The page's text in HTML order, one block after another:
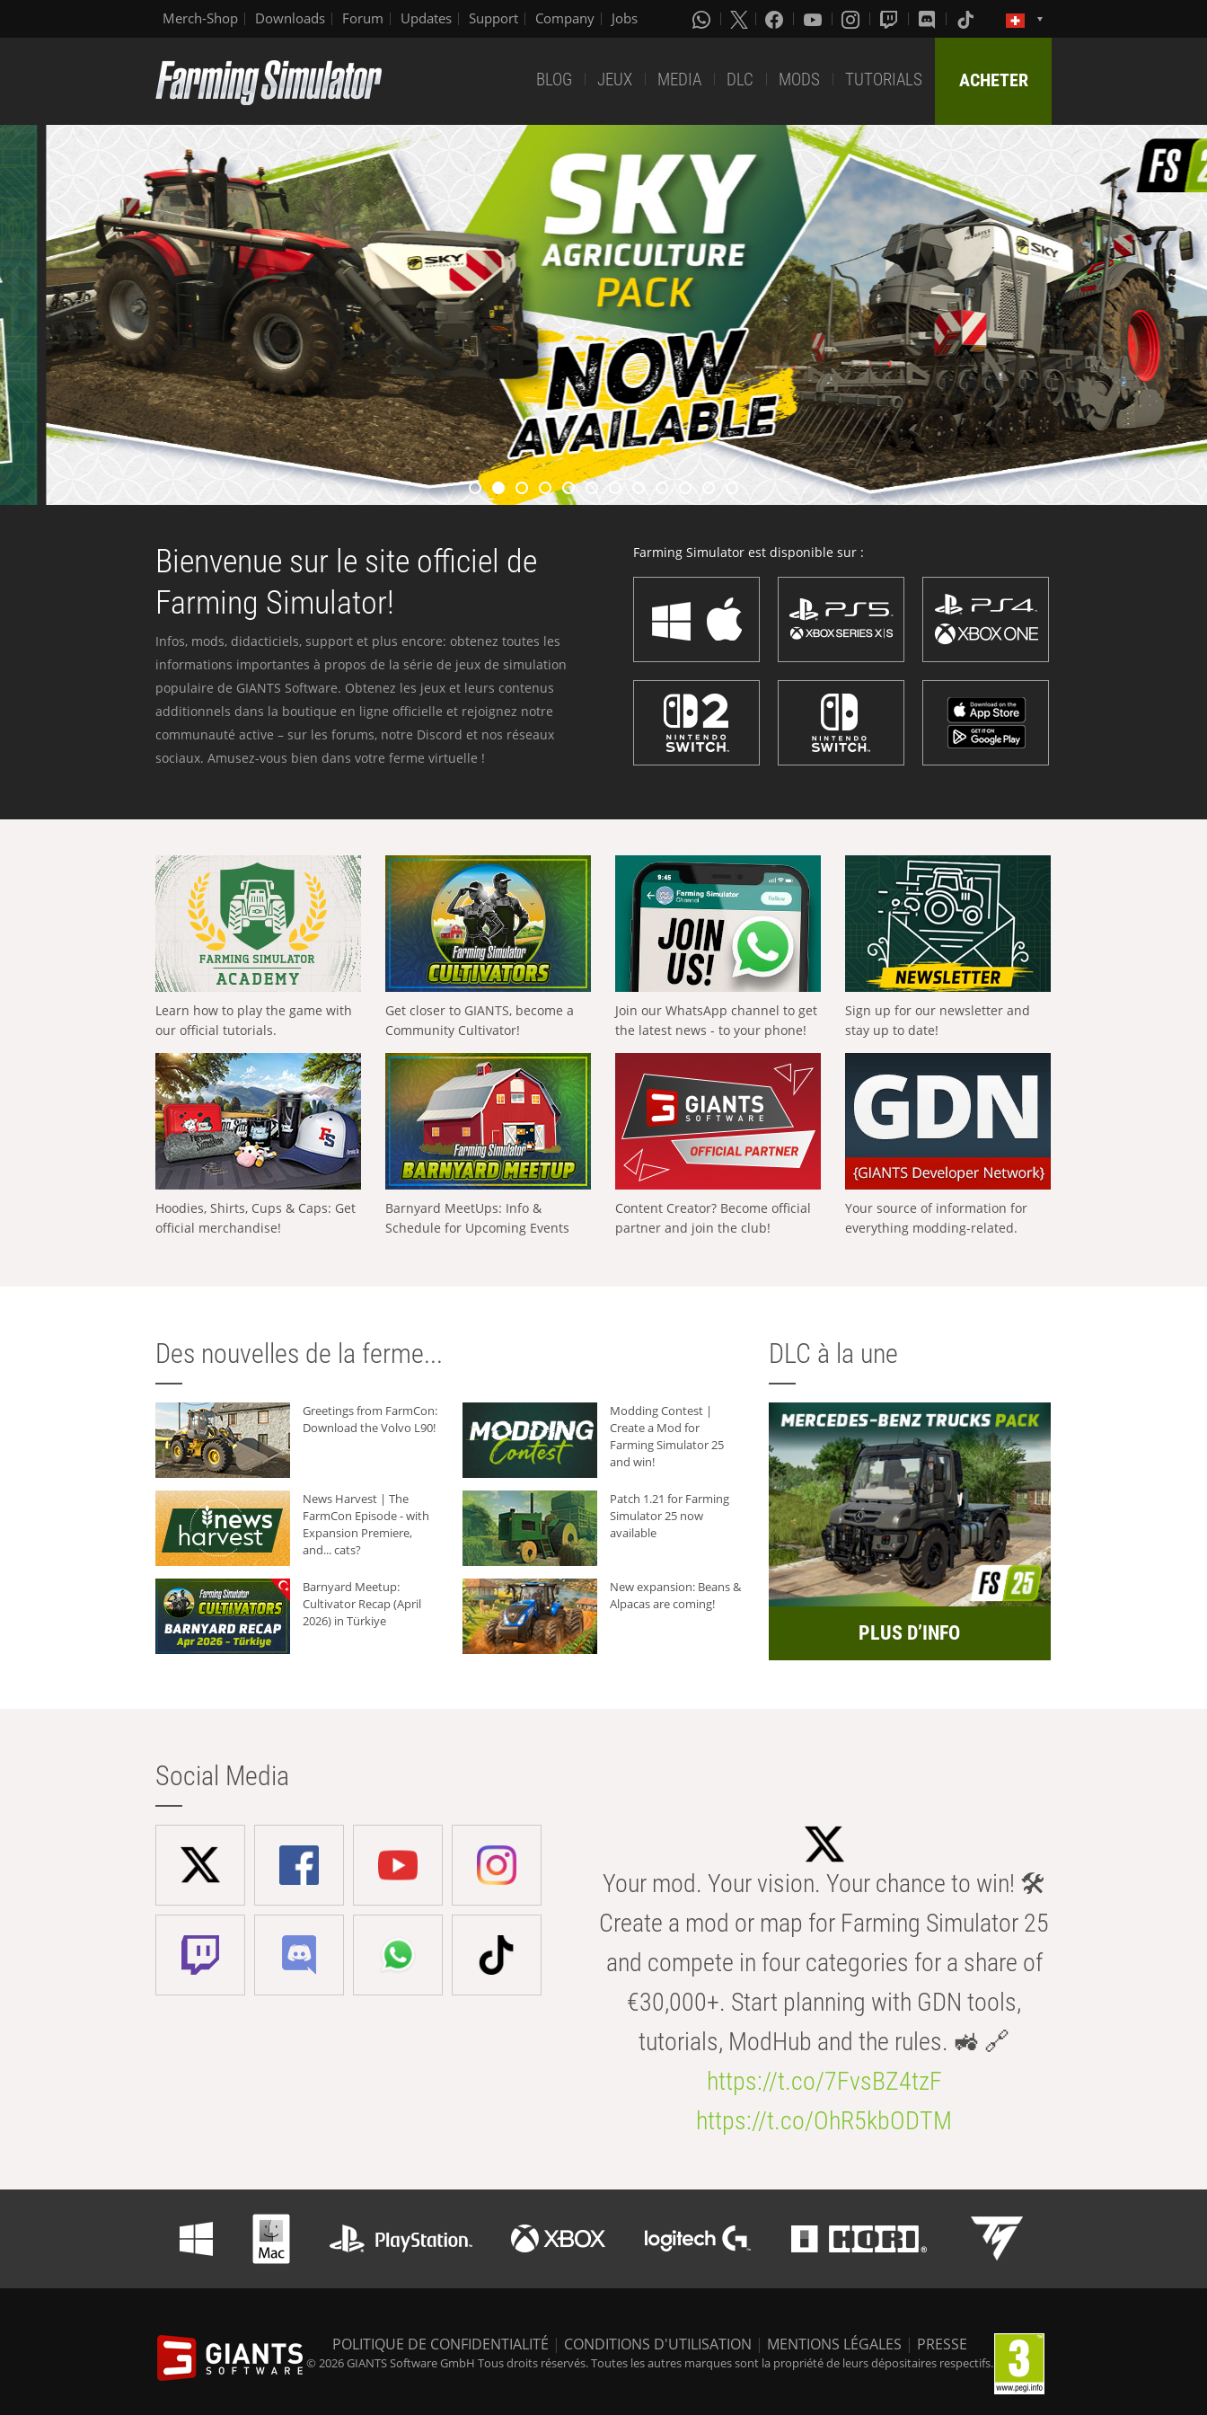
Merch-Shop Downloads Forum Updates Support Company Jobs
BLOG JEUX MEDIA DLC MODS TUTORIALS ACHETER
Bienvenue sur le site officiel de
Farming Simulator!
Infos, mods, didacticiels, support et plus encore: obtenez toutes les
informations importantes à propos de la série de jeux de simulation
populaire de GIANTS Software. Obtenez les jeux et leurs contenus
additionnels dans la boutique en ligne officielle et rejoignez notre
communauté active – sur les forums, notre Discord et nos réseaux
sociaux. Amusez-vous bien dans votre ferme virtuelle !
Farming Simulator est disponible sur :
Learn how to play the game with
our official tutorials.
Get closer to GIANTS, become a
Community Cultivator!
Join our WhatsApp channel to get
the latest news - to your phone!
Sign up for our newsletter and
stay up to date!
Hoodies, Shirts, Cups & Caps: Get
official merchandise!
Barnyard MeetUps: Info &
Schedule for Upcoming Events
Content Creator? Become official
partner and join the club!
Your source of information for
everything modding-related.
Des nouvelles de la ferme...
Greetings from FarmCon:
Download the Volvo L90!
Modding Contest |
Create a Mod for
Farming Simulator 25
and win!
News Harvest | The
FarmCon Episode - with
Expansion Premiere,
and... cats?
Patch 1.21 for Farming
Simulator 25 now
available
Barnyard Meetup:
Cultivator Recap (April
2026) in Türkiye
New expansion: Beans &
Alpacas are coming!
DLC à la une
PLUS D’INFO
Social Media
Your mod. Your vision. Your chance to win! 🛠️
Create a mod or map for Farming Simulator 25
and compete in four categories for a share of
€30,000+. Start planning with GDN tools,
tutorials, ModHub and the rules. 🚜 🔗
https://t.co/7FvsBZ4tzF
https://t.co/OhR5kbODTM
POLITIQUE DE CONFIDENTIALITÉ | CONDITIONS D'UTILISATION | MENTIONS LÉGALES | PRESSE
© 2026 GIANTS Software GmbH Tous droits réservés. Toutes les autres marques sont la propriété de leurs dépositaires respectifs.